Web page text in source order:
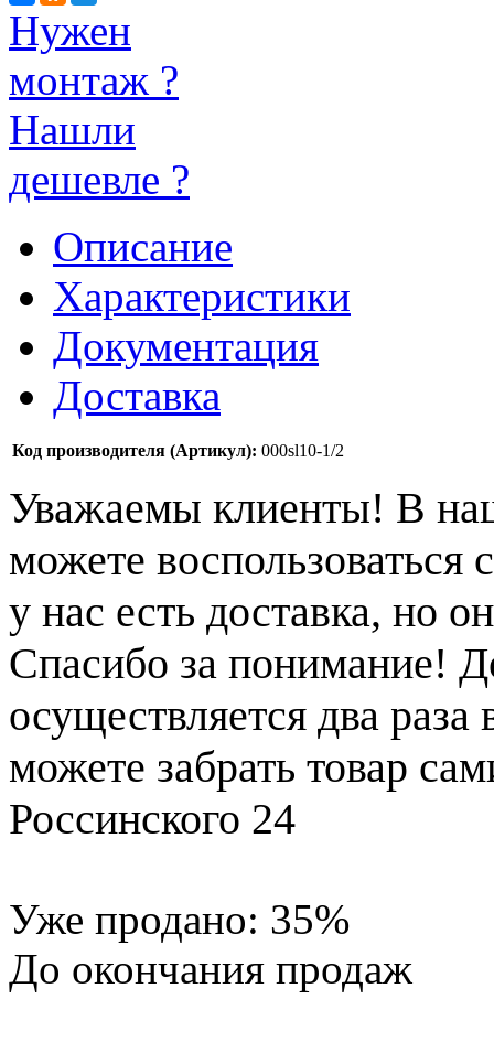
Нужен
монтаж ?
Нашли
дешевле ?
Описание
Характеристики
Документация
Доставка
Код производителя (Артикул): 000sl10-1/2
Уважаемы клиенты! В
можете воспользоваться
у нас есть доставка, но
Спасибо за понимание!
осуществляется два
можете забрать товар
Россинского 24
Уже продано: 35%
До окончания продаж